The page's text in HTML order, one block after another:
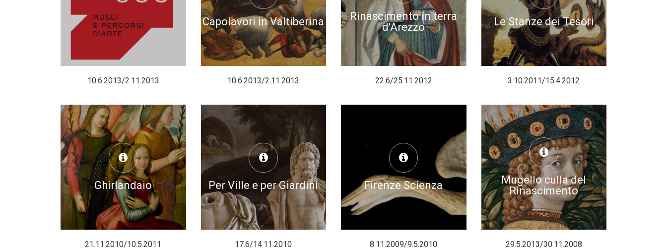
10.6.2013/2.11.2013
Capolavori in Valtiberina
10.6.2013/2.11.2013
Rinascimento in terra
d'Arezzo
22.6/25.11.2012
Le Stanze dei Tesori
3.10.2011/15.4.2012
Ghirlandaio
21.11.2010/10.5.2011
Per Ville e per Giardini
17.6/14.11.2010
Firenze Scienza
8.11.2009/9.5.2010
Mugello culla del
Rinascimento
29.5.2013/30.11.2008